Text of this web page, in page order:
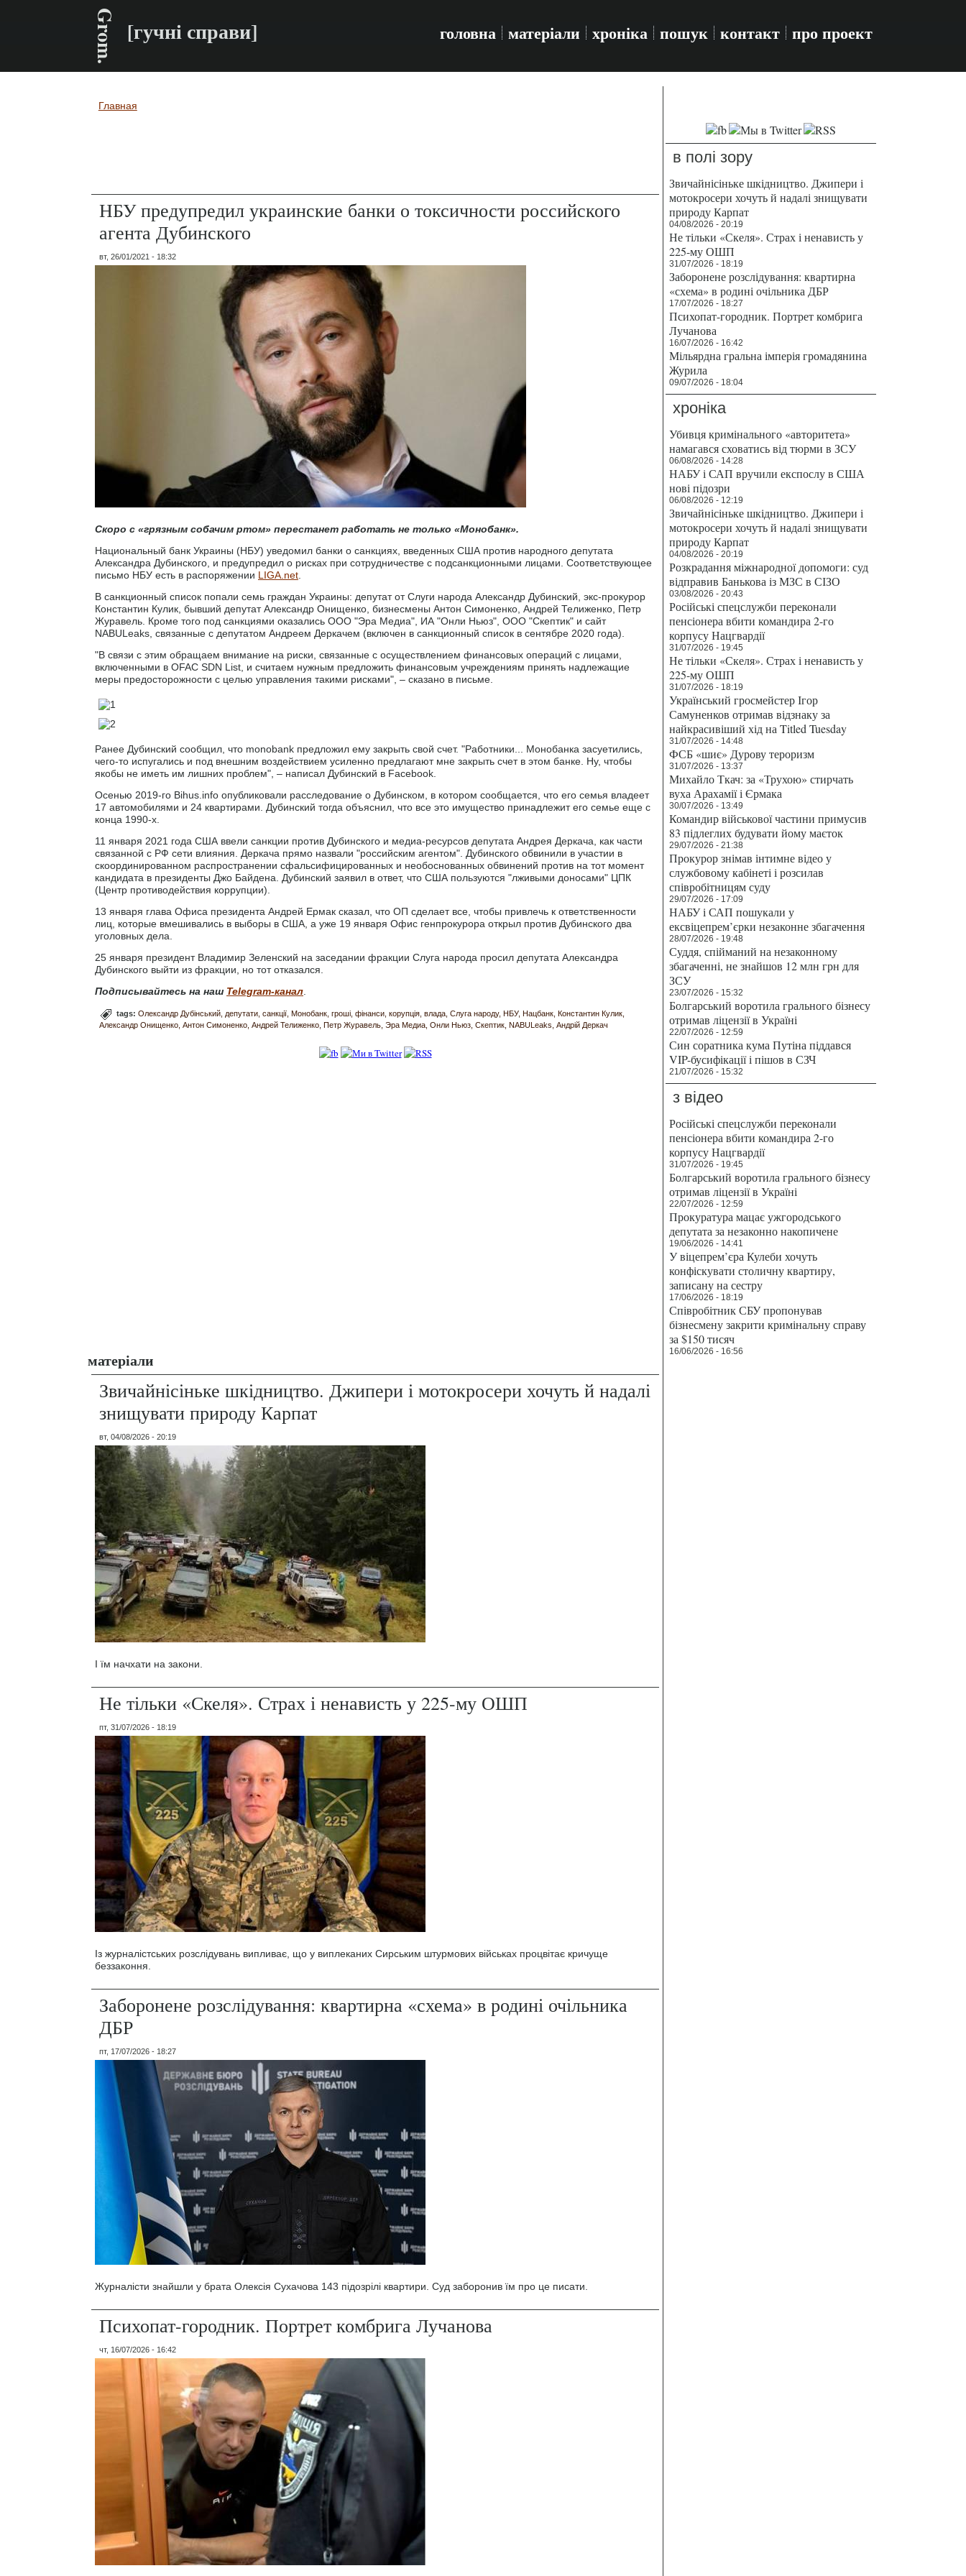
Grom. [гучні справи] головна матеріали хроніка пошук контакт про проект
Вы здесь
Главная
НБУ предупредил украинские банки о токсичности российского
агента Дубинского
вт, 26/01/2021 - 18:32
Скоро с «грязным собачим ртом» перестанет работать не только «Монобанк».
Национальный банк Украины (НБУ) уведомил банки о санкциях, введенных США против народного депутата
Александра Дубинского, и предупредил о рисках при сотрудничестве с подсанкционными лицами. Соответствующее
письмо НБУ есть в распоряжении LIGA.net
В санкционный список попали семь граждан Украины: депутат от Слуги народа Александр Дубинский, экс-прокурор
Константин Кулик, бывший депутат Александр Онищенко, бизнесмены Антон Симоненко, Андрей Телиженко, Петр
Журавель. Кроме того под санкциями оказались ООО "Эра Медиа", ИА "Онли Ньюз", ООО "Скептик" и сайт
NABULeaks, связанные с депутатом Андреем Деркачем (включен в санкционный список в сентябре 2020 года).
"В связи с этим обращаем внимание на риски, связанные с осуществлением финансовых операций с лицами,
включенными в OFAC SDN List, и считаем нужным предложить финансовым учреждениям принять надлежащие
меры предосторожности с целью управления такими рисками", – сказано в письме.
Ранее Дубинский сообщил, что monobank предложил ему закрыть свой счет. "Работники... Монобанка засуетились,
чего-то испугались и под внешним воздействием усиленно предлагают мне закрыть счет в этом банке. Ну, чтобы
якобы не иметь им лишних проблем", – написал Дубинский в Facebook.
Осенью 2019-го Bihus.info опубликовали расследование о Дубинском, в котором сообщается, что его семья владеет
17 автомобилями и 24 квартирами. Дубинский тогда объяснил, что все это имущество принадлежит его семье еще с
конца 1990-х.
11 января 2021 года США ввели санкции против Дубинского и медиа-ресурсов депутата Андрея Деркача, как части
связанной с РФ сети влияния. Деркача прямо назвали "российским агентом". Дубинского обвинили в участии в
скоординированном распространении сфальсифицированных и необоснованных обвинений против на тот момент
кандидата в президенты Джо Байдена. Дубинский заявил в ответ, что США пользуются "лживыми доносами" ЦПК
(Центр противодействия коррупции).
13 января глава Офиса президента Андрей Ермак сказал, что ОП сделает все, чтобы привлечь к ответственности
лиц, которые вмешивались в выборы в США, а уже 19 января Офис генпрокурора открыл против Дубинского два
уголовных дела.
25 января президент Владимир Зеленский на заседании фракции Слуга народа просил депутата Александра
Дубинского выйти из фракции, но тот отказался.
Подписывайтесь на наш Telegram-канал
tags: Олександр Дубінський депутати санкції Монобанк гроші фінанси корупція влада Слуга народу НБУ Нацбанк Константин Кулик
Александр Онищенко Антон Симоненко Андрей Телиженко Петр Журавель Эра Медиа Онли Ньюз Скептик NABULeaks Андрій Деркач
матеріали
Звичайнісіньке шкідництво. Джипери і мотокросери хочуть й надалі
знищувати природу Карпат
вт, 04/08/2026 - 20:19
І їм начхати на закони.
Не тільки «Скеля». Страх і ненависть у 225-му ОШП
пт, 31/07/2026 - 18:19
Із журналістських розслідувань випливає, що у виплеканих Сирським штурмових військах процвітає кричуще
беззаконня.
Заборонене розслідування: квартирна «схема» в родині очільника
ДБР
пт, 17/07/2026 - 18:27
Журналісти знайшли у брата Олексія Сухачова 143 підозрілі квартири. Суд заборонив їм про це писати.
Психопат-городник. Портрет комбрига Лучанова
чт, 16/07/2026 - 16:42
в полі зору
Звичайнісіньке шкідництво. Джипери і
мотокросери хочуть й надалі знищувати
природу Карпат
04/08/2026 - 20:19
Не тільки «Скеля». Страх і ненависть у
225-му ОШП
31/07/2026 - 18:19
Заборонене розслідування: квартирна
«схема» в родині очільника ДБР
17/07/2026 - 18:27
Психопат-городник. Портрет комбрига
Лучанова
16/07/2026 - 16:42
Мільярдна гральна імперія громадянина
Журила
09/07/2026 - 18:04
хроніка
Убивця кримінального «авторитета»
намагався сховатись від тюрми в ЗСУ
06/08/2026 - 14:28
НАБУ і САП вручили експослу в США
нові підозри
06/08/2026 - 12:19
Звичайнісіньке шкідництво. Джипери і
мотокросери хочуть й надалі знищувати
природу Карпат
04/08/2026 - 20:19
Розкрадання міжнародної допомоги: суд
відправив Банькова із МЗС в СІЗО
03/08/2026 - 20:43
Російські спецслужби переконали
пенсіонера вбити командира 2-го
корпусу Нацгвардії
31/07/2026 - 19:45
Не тільки «Скеля». Страх і ненависть у
225-му ОШП
31/07/2026 - 18:19
Український гросмейстер Ігор
Самуненков отримав відзнаку за
найкрасивіший хід на Titled Tuesday
31/07/2026 - 14:48
ФСБ «шиє» Дурову тероризм
31/07/2026 - 13:37
Михайло Ткач: за «Трухою» стирчать
вуха Арахамії і Єрмака
30/07/2026 - 13:49
Командир військової частини примусив
83 підлеглих будувати йому маєток
29/07/2026 - 21:38
Прокурор знімав інтимне відео у
службовому кабінеті і розсилав
співробітницям суду
29/07/2026 - 17:09
НАБУ і САП пошукали у
ексвіцепрем’єрки незаконне збагачення
28/07/2026 - 19:48
Суддя, спійманий на незаконному
збагаченні, не знайшов 12 млн грн для
ЗСУ
23/07/2026 - 15:32
Болгарський воротила грального бізнесу
отримав ліцензії в Україні
22/07/2026 - 12:59
Син соратника кума Путіна піддався
VIP-бусифікації і пішов в СЗЧ
21/07/2026 - 15:32
з відео
Російські спецслужби переконали
пенсіонера вбити командира 2-го
корпусу Нацгвардії
31/07/2026 - 19:45
Болгарський воротила грального бізнесу
отримав ліцензії в Україні
22/07/2026 - 12:59
Прокуратура мацає ужгородського
депутата за незаконно накопичене
19/06/2026 - 14:41
У віцепрем’єра Кулеби хочуть
конфіскувати столичну квартиру,
записану на сестру
17/06/2026 - 18:19
Співробітник СБУ пропонував
бізнесмену закрити кримінальну справу
за $150 тисяч
16/06/2026 - 16:56